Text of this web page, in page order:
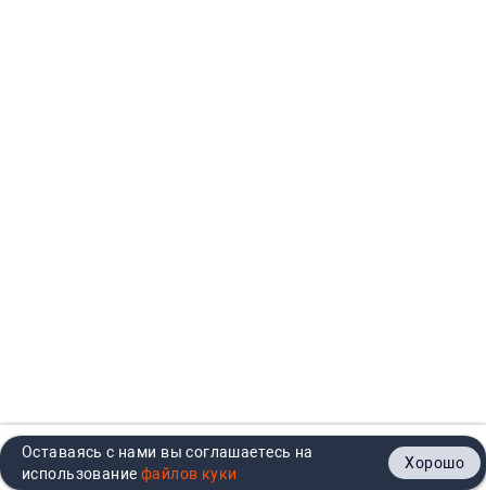
Главная Каталог Кабинет Контакты
Оставаясь с нами вы соглашаетесь на
использование
Хорошо